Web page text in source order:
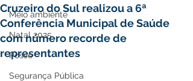
Meio ambiente
Natal 2025
Posse
Segurança Pública
Cruzeiro do Sul realizou a 6ª
Conferência Municipal de Saúde
com número recorde de
representantes